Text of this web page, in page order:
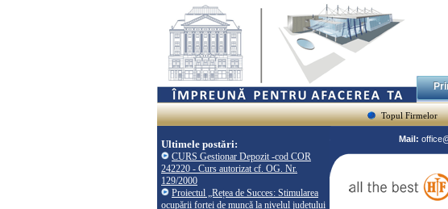
Topul Firmelor
Ultimele postări:
CURS Gestionar Depozit -cod COR
242220 - Curs autorizat cf. OG. Nr.
129/2000
Proiectul „Rețea de Succes: Stimularea
ocupării forței de muncă la nivelul județului
Mail: